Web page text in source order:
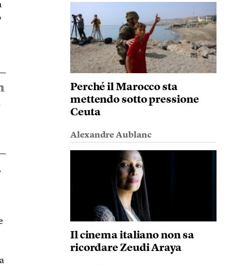
Perché il Marocco sta
mettendo sotto pressione
Ceuta
Alexandre Aublanc
Il cinema italiano non sa
ricordare Zeudi Araya